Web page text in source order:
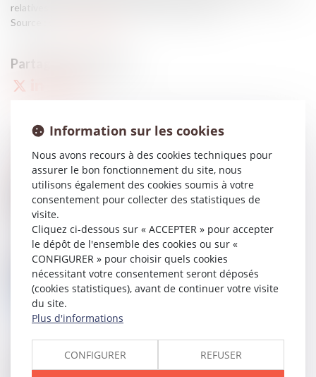
Source :
relatives aux cessions et concessions de brevet, ...
L’actualité du droit des nouvelles technologies |
Authentification de l’e-signature : preuve de la
validité du contrat
24 OCT.
PLF 2019 : réforme du régime des cessions et
concessions de brevets
18 OCT.
AG de copropriétaires : une délégation de vote non
18OCT.
Information sur les cookies
Nous avons recours à des cookies techniques pour
assurer le bon fonctionnement du site, nous
utilisons également des cookies soumis à votre
consentement pour collecter des statistiques de
visite.
Cliquez ci-dessous sur « ACCEPTER » pour accepter
le dépôt de l'ensemble des cookies ou sur «
CONFIGURER » pour choisir quels cookies
nécessitant votre consentement seront déposés
(cookies statistiques), avant de continuer votre visite
du site.
Plus d'informations
CONFIGURER REFUSER